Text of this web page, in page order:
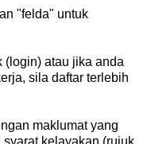
"felda" untuk
(login) atau jika anda
sila daftar terlebih
maklumat yang
kelayakan (rujuk